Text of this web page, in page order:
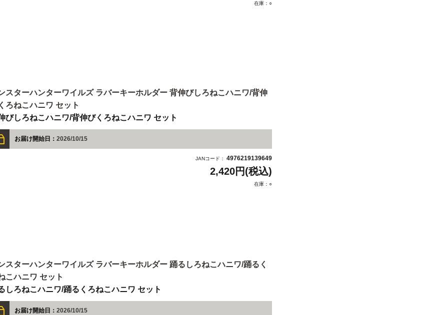
在庫：○
スターハンターワイルズ ラバーキーホルダー 背伸びしろねこハニワ/背伸
ろねこハニワ セット
びしろねこハニワ/背伸びくろねこハニワ セット
お届け開始日： 2026/10/15
JANコード： 4976219139649
2,420円(税込)
在庫：○
スターハンターワイルズ ラバーキーホルダー 踊るしろねこハニワ/踊るく
こハニワ セット
しろねこハニワ/踊るくろねこハニワ セット
お届け開始日： 2026/10/15